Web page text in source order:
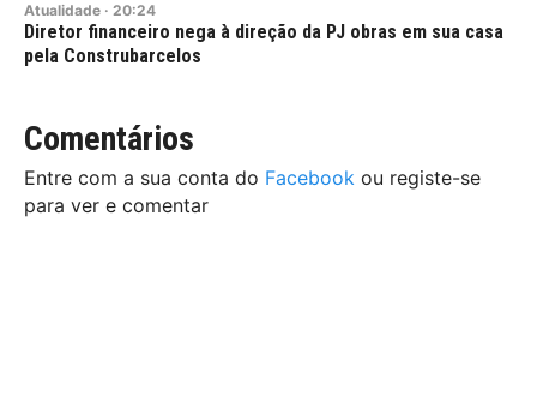
Atualidade · 20:24
Diretor financeiro nega à direção da PJ obras em sua casa
pela Construbarcelos
Comentários
Entre com a sua conta do Facebook ou registe-se
para ver e comentar